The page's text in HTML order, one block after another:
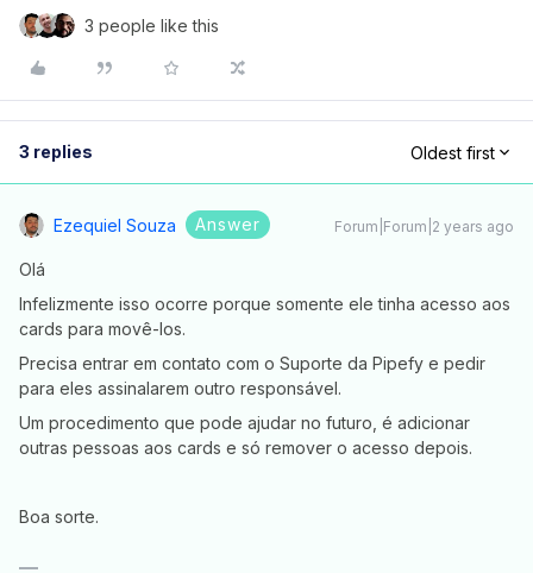
3 people like this
3 replies Oldest first
Ezequiel Souza Answer Forum|Forum|2 years ago
Olá
Infelizmente isso ocorre porque somente ele tinha acesso aos
cards para movê-los.
Precisa entrar em contato com o Suporte da Pipefy e pedir
para eles assinalarem outro responsável.
Um procedimento que pode ajudar no futuro, é adicionar
outras pessoas aos cards e só remover o acesso depois.
Boa sorte.